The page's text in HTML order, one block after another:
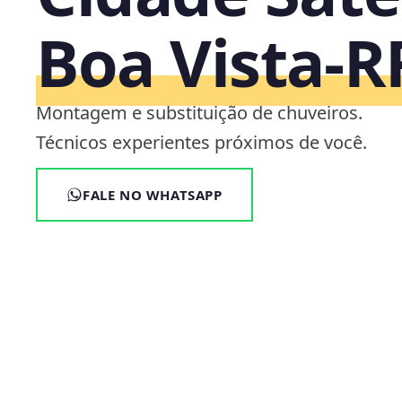
Boa
Montagem e substituição de chuveiros.
Técnicos experientes próximos de você.
FALE NO WHATSAPP